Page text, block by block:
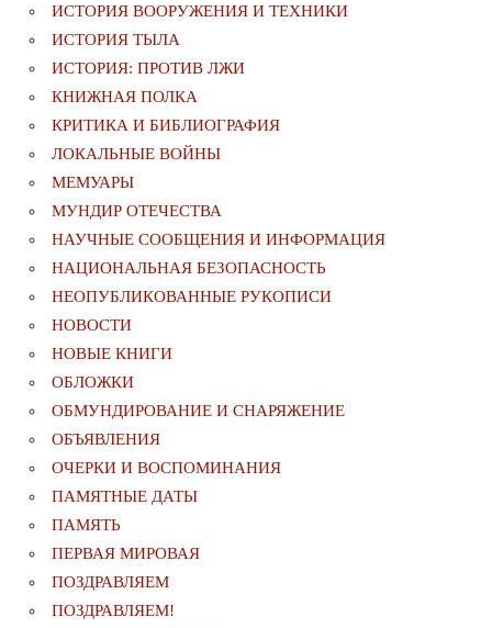
ИСТОРИЯ ВООРУЖЕНИЯ И ТЕХНИКИ
ИСТОРИЯ ТЫЛА
ИСТОРИЯ: ПРОТИВ ЛЖИ
КНИЖНАЯ ПОЛКА
КРИТИКА И БИБЛИОГРАФИЯ
ЛОКАЛЬНЫЕ ВОЙНЫ
МЕМУАРЫ
МУНДИР ОТЕЧЕСТВА
НАУЧНЫЕ СООБЩЕНИЯ И ИНФОРМАЦИЯ
НАЦИОНАЛЬНАЯ БЕЗОПАСНОСТЬ
НЕОПУБЛИКОВАННЫЕ РУКОПИСИ
НОВОСТИ
НОВЫЕ КНИГИ
ОБЛОЖКИ
ОБМУНДИРОВАНИЕ И СНАРЯЖЕНИЕ
ОБЪЯВЛЕНИЯ
ОЧЕРКИ И ВОСПОМИНАНИЯ
ПАМЯТНЫЕ ДАТЫ
ПАМЯТЬ
ПЕРВАЯ МИРОВАЯ
ПОЗДРАВЛЯЕМ
ПОЗДРАВЛЯЕМ!